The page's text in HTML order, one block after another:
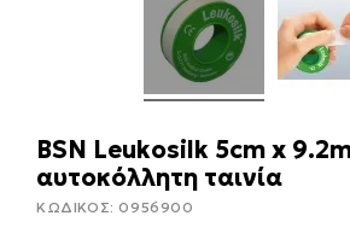
BSN Leukosilk 5cm x
αυτοκόλλητη ταινία
ΚΩΔΙΚΟΣ: 0956900